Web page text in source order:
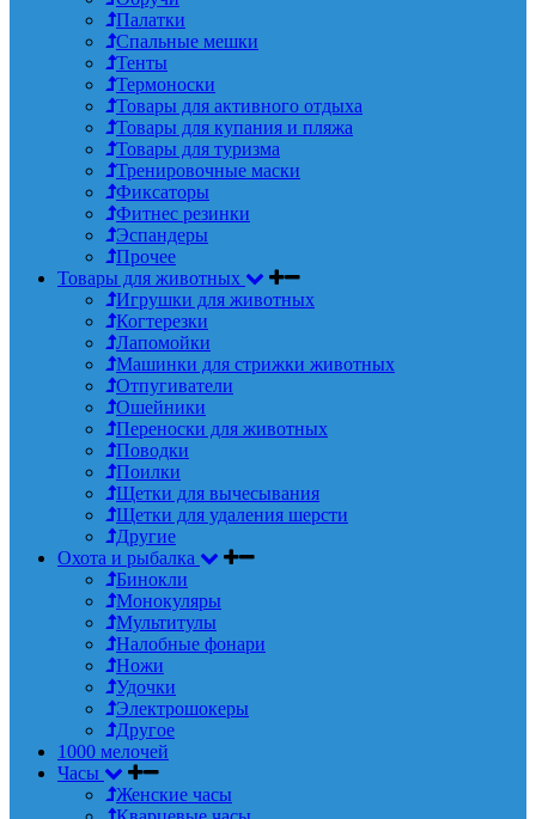
Палатки
Спальные мешки
Тенты
Термоноски
Товары для активного отдыха
Товары для купания и пляжа
Товары для туризма
Тренировочные маски
Фиксаторы
Фитнес резинки
Эспандеры
Прочее
Товары для животных
Игрушки для животных
Когтерезки
Лапомойки
Машинки для стрижки животных
Отпугиватели
Ошейники
Переноски для животных
Поводки
Поилки
Щетки для вычесывания
Щетки для удаления шерсти
Другие
Охота и рыбалка
Бинокли
Монокуляры
Мультитулы
Налобные фонари
Ножи
Удочки
Электрошокеры
Другое
1000 мелочей
Часы
Женские часы